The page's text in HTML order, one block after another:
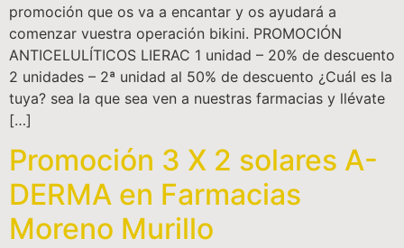
promoción que os va a encantar y os ayudará a
comenzar vuestra operación bikini. PROMOCIÓN
ANTICELULÍTICOS LIERAC 1 unidad – 20% de descuento
2 unidades – 2ª unidad al 50% de descuento ¿Cuál es la
tuya? sea la que sea ven a nuestras farmacias y llévate
[…]
Promoción 3 X 2 solares A-
DERMA en Farmacias
Moreno Murillo